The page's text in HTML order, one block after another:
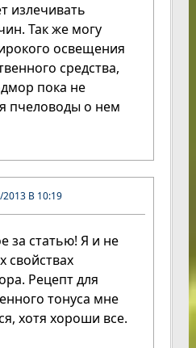
излечивать
Так же могу
освещения
средства,
пока не
пчеловоды о нем
В 10:19
за статью! Я и не
свойствах
Рецепт для
тонуса мне
хотя хороши все.